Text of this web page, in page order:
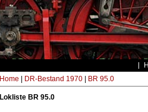
Home DR-Bestand 1970| BR 95.0
Lokliste BR 95.0